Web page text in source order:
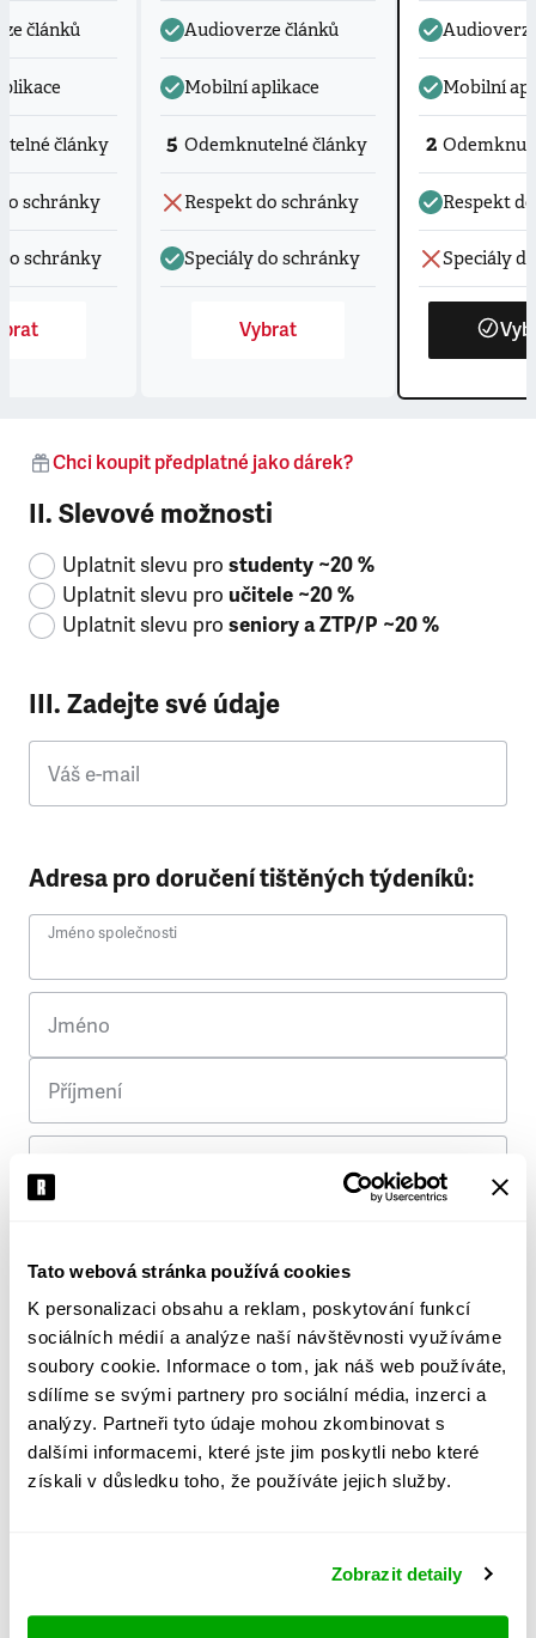
Tato webová stránka používá cookies
K personalizaci obsahu a reklam, poskytování funkcí
sociálních médií a analýze naší návštěvnosti využíváme
soubory cookie. Informace o tom, jak náš web používáte,
sdílíme se svými partnery pro sociální média, inzerci a
analýzy. Partneři tyto údaje mohou zkombinovat s
dalšími informacemi, které jste jim poskytli nebo které
získali v důsledku toho, že používáte jejich služby.
Zobrazit detaily
článků
články
schránky
schránky
Audioverze článků
Mobilní aplikace
5 Odemknutelné články
Respekt do schránky
Speciály do schránky
Vybrat
Mobilní
2
Respekt
Speciály
Chci koupit předplatné jako dárek?
II. Slevové možnosti
Uplatnit slevu pro studenty ~20 %
Uplatnit slevu pro učitele ~20 %
Uplatnit slevu pro seniory a ZTP/P ~20 %
III. Zadejte své údaje
Váš e-mail
Adresa pro doručení tištěných týdeníků:
Jméno společnosti
Jméno
Příjmení
Ulice
Město
PSČ
Stát